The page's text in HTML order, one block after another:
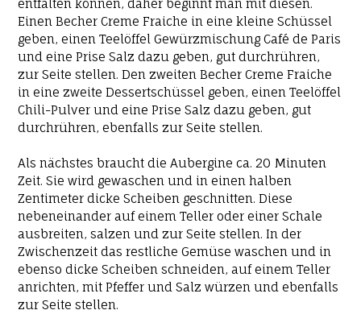
entfalten können, daher beginnt man mit diesen.
Einen Becher Creme Fraiche in eine kleine Schüssel
geben, einen Teelöffel Gewürzmischung Café de Paris
und eine Prise Salz dazu geben, gut durchrühren,
zur Seite stellen. Den zweiten Becher Creme Fraiche
in eine zweite Dessertschüssel geben, einen Teelöffel
Chili-Pulver und eine Prise Salz dazu geben, gut
durchrühren, ebenfalls zur Seite stellen.
Als nächstes braucht die Aubergine ca. 20 Minuten
Zeit. Sie wird gewaschen und in einen halben
Zentimeter dicke Scheiben geschnitten. Diese
nebeneinander auf einem Teller oder einer Schale
ausbreiten, salzen und zur Seite stellen. In der
Zwischenzeit das restliche Gemüse waschen und in
ebenso dicke Scheiben schneiden, auf einem Teller
anrichten, mit Pfeffer und Salz würzen und ebenfalls
zur Seite stellen.